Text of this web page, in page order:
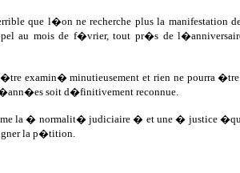
que l�on ne recherche plus la manifestation
au mois de f�vrier, tout pr�s de
�tre examin� minutieusement et rien ne pourra
soit d�finitivement reconnue.
la � normalit� judiciaire � et une � justice
la p�tition.